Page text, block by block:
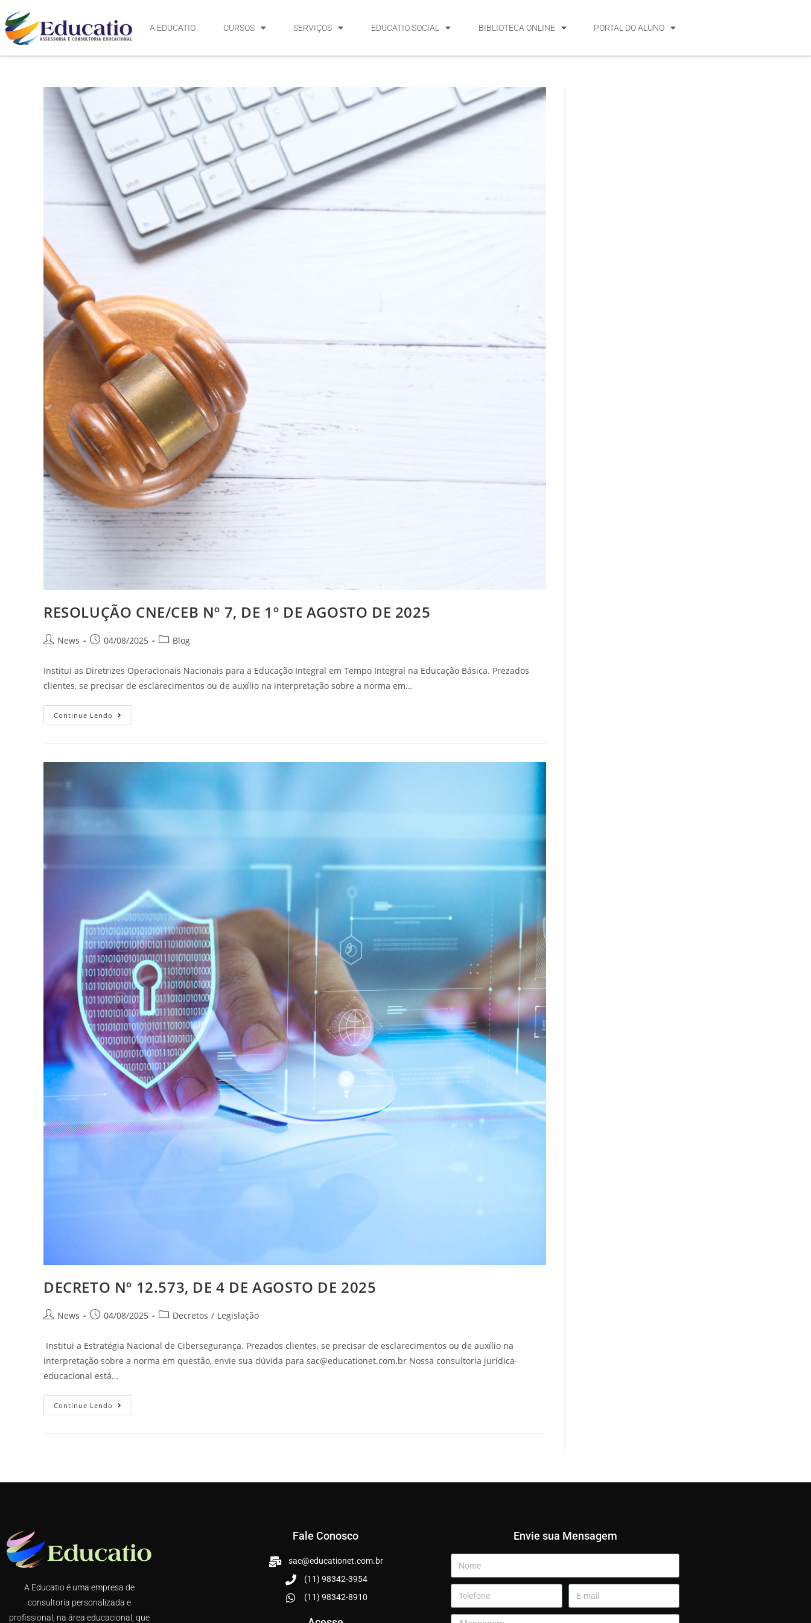
A EDUCATIO CURSOS SERVIÇOS EDUCATIO SOCIAL BIBLIOTECA ONLINE PORTAL DO ALUNO
RESOLUÇÃO CNE/CEB Nº 7, DE 1º DE AGOSTO DE 2025
News 04/08/2025 Blog
Institui as Diretrizes Operacionais Nacionais para a Educação Integral em Tempo Integral na Educação Básica. Prezados
clientes, se precisar de esclarecimentos ou de auxílio na interpretação sobre a norma em…
Continue Lendo
DECRETO Nº 12.573, DE 4 DE AGOSTO DE 2025
News 04/08/2025 Decretos / Legislação
Institui a Estratégia Nacional de Cibersegurança. Prezados clientes, se precisar de esclarecimentos ou de auxílio na
interpretação sobre a norma em questão, envie sua dúvida para sac@educationet.com.br Nossa consultoria jurídica-
educacional está…
Continue Lendo
A Educatio é uma empresa de
consultoria personalizada e
profissional, na área educacional, que
Fale Conosco
sac@educationet.com.br
(11) 98342-3954
(11) 98342-8910
Envie sua Mensagem